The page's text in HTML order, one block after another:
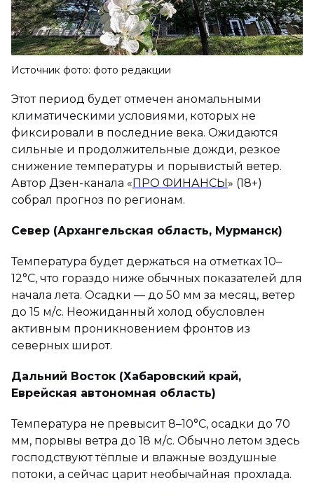
Источник фото: фото редакции
Этот период будет отмечен аномальными
климатическими условиями, которых не
фиксировали в последние века. Ожидаются
сильные и продолжительные дожди, резкое
снижение температуры и порывистый ветер.
Автор Дзен-канала «ПРО ФИНАНСЫ» (18+)
собрал прогноз по регионам.
Север (Архангельская область, Мурманск)
Температура будет держаться на отметках 10–
12°C, что гораздо ниже обычных показателей для
начала лета. Осадки — до 50 мм за месяц, ветер
до 15 м/с. Неожиданный холод обусловлен
активным проникновением фронтов из
северных широт.
Дальний Восток (Хабаровский край,
Еврейская автономная область)
Температура не превысит 8–10°C, осадки до 70
мм, порывы ветра до 18 м/с. Обычно летом здесь
господствуют тёплые и влажные воздушные
потоки, а сейчас царит необычайная прохлада.